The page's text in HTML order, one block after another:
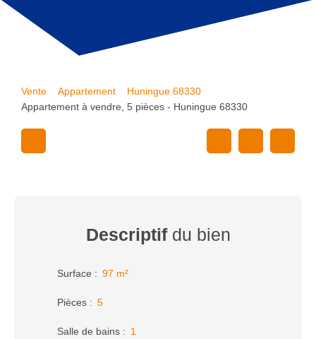
Vente Appartement
Huningue 68330
Appartement à vendre, 5 pièces - Huningue 68330
Descriptifdu bien
Surface : 97 m²
Pièces : 5
Salle de bains : 1